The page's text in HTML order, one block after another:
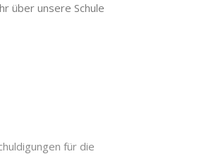
über unsere Schule
für die